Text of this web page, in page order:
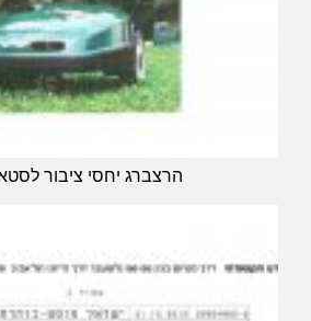
הרצברג יחסי ציבור